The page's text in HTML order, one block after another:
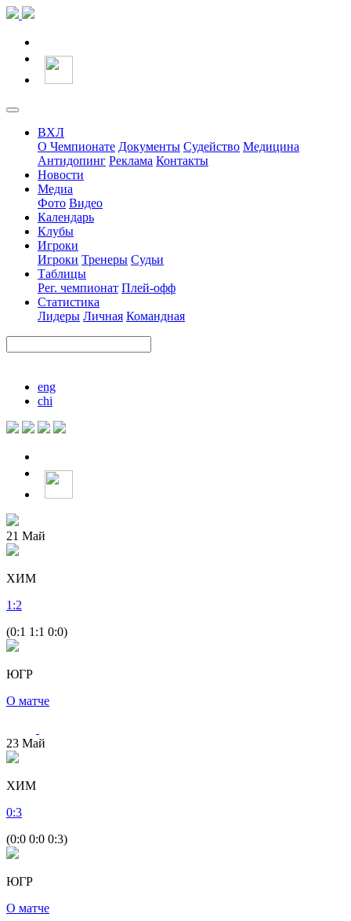
ВХЛ
О Чемпионате Документы Судейство Медицина
Антидопинг Реклама Контакты
Новости
Медиа
Фото Видео
Календарь
Клубы
Игроки
Игроки Тренеры Судьи
Таблицы
Рег. чемпионат Плей-офф
Статистика
Лидеры Личная Командная
eng
chi
21 Май
ХИМ
1 :2
(0:1 1:1 0:0)
ЮГР
О матче
23 Май
ХИМ
0:3
(0:0 0:0 0:3)
ЮГР
О матче